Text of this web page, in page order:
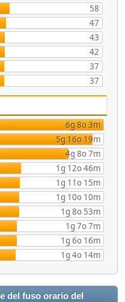
58
47
43
42
37
37
6g 8o 3m
5g 16o 19m
4g 8o 7m
1g 12o 46m
1g 11o 15m
1g 10o 10m
1g 8o 53m
1g 7o 7m
1g 6o 16m
1g 4o 14m
del fuso orario del